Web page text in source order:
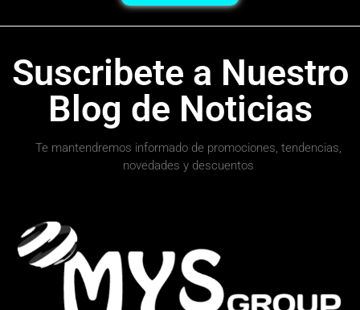
Suscribete a Nuestro
Blog de Noticias
Te mantendremos informado de promociones, tendencias,
novedades y descuentos